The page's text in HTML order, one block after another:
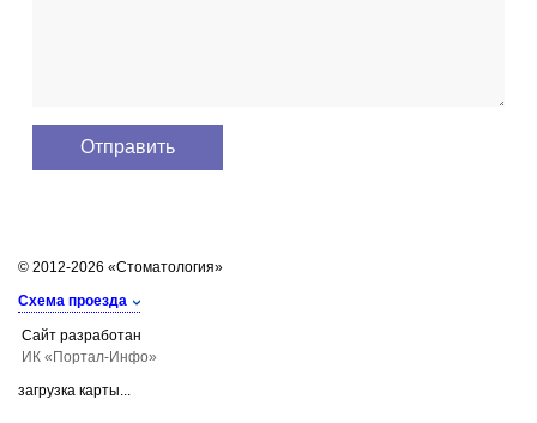
© 2012-2026 «Стоматология»
Схема проезда
Сайт разработан
ИК «Портал-Инфо»
загрузка карты...